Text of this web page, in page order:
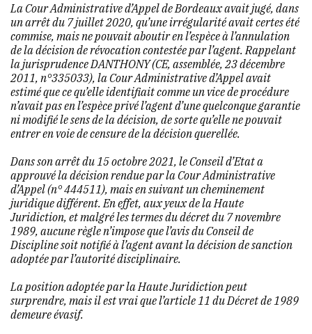
La Cour Administrative d’Appel de Bordeaux avait jugé, dans
un arrêt du 7 juillet 2020, qu’une irrégularité avait certes été
commise, mais ne pouvait aboutir en l’espèce à l’annulation
de la décision de révocation contestée par l’agent. Rappelant
la jurisprudence DANTHONY(CE, assemblée, 23 décembre
2011, n°335033), la Cour Administrative d’Appel avait
estimé que ce qu’elle identifiait comme un vice de procédure
n’avait pas en l’espèce privé l’agent d’une quelconque garantie
ni modifié le sens de la décision, de sorte qu’elle ne pouvait
entrer en voie de censure de la décision querellée.
Dans son arrêt du 15 octobre 2021, le Conseil d’Etat a
approuvé la décision rendue par la Cour Administrative
d’Appel (n° 444511), mais en suivant un cheminement
juridique différent. En effet, aux yeux de la Haute
Juridiction, et malgré les termes du décret du 7 novembre
1989, aucune règle n’impose que l’avis du Conseil de
Discipline soit notifié à l’agent avant la décision de sanction
adoptée par l’autorité disciplinaire.
La position adoptée par la Haute Juridiction peut
surprendre, mais il est vrai que l’article 11 du Décret de 1989
demeure évasif.